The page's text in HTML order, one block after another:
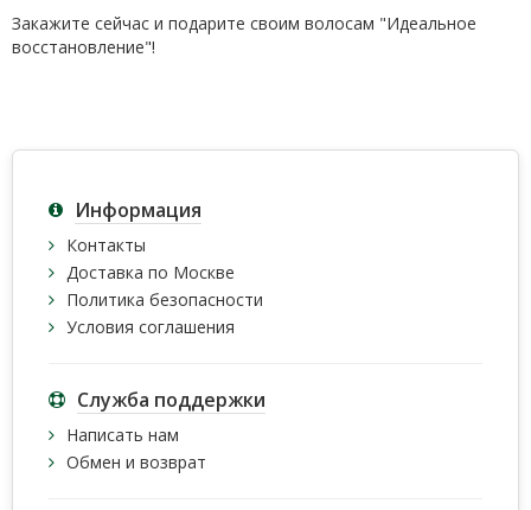
Закажите сейчас и подарите своим волосам "Идеальное
восстановление"!
Информация
Контакты
Доставка по Москве
Политика безопасности
Условия соглашения
Служба поддержки
Написать нам
Обмен и возврат